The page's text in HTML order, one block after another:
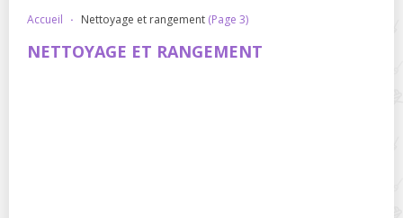
accueil · nettoyage et rangement (Page 3)
NETTOYAGE ET RANGEMENT